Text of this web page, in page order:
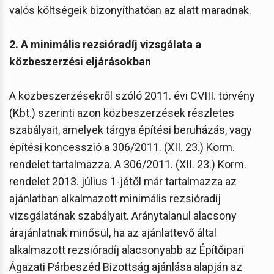
valós költségeik bizonyíthatóan az alatt maradnak.
2. A minimális rezsióradíj vizsgálata a
közbeszerzési eljárásokban
A közbeszerzésekről szóló 2011. évi CVIII. törvény
(Kbt.) szerinti azon közbeszerzések részletes
szabályait, amelyek tárgya építési beruházás, vagy
építési koncesszió a 306/2011. (XII. 23.) Korm.
rendelet tartalmazza. A 306/2011. (XII. 23.) Korm.
rendelet 2013. július 1-jétől már tartalmazza az
ajánlatban alkalmazott minimális rezsióradíj
vizsgálatának szabályait. Aránytalanul alacsony
árajánlatnak minősül, ha az ajánlattevő által
alkalmazott rezsióradíj alacsonyabb az Építőipari
Ágazati Párbeszéd Bizottság ajánlása alapján az